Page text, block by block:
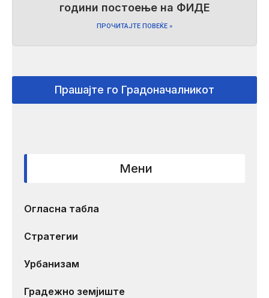
години постоење на ФИДЕ
ПРОЧИТАЈТЕ ПОВЕЌЕ »
Прашајте го Градоначалникот
Мени
Огласна табла
Стратегии
Урбанизам
Градежно земјиште